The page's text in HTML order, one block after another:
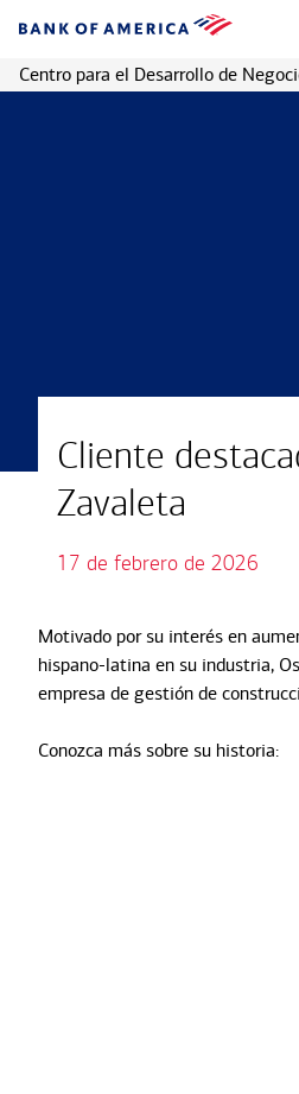
Centro para el Desarrollo de
Cliente
Zavaleta
17 de febrero de 2026
Motivado por su interés en
hispano-latina en su industria,
empresa de gestión de
Conozca más sobre su historia: